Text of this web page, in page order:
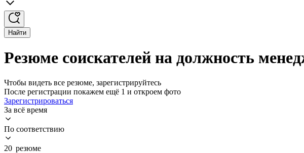
Найти
Резюме соискателей на должность
Чтобы видеть все резюме, зарегистрируйтесь
После регистрации покажем ещё 1 и откроем фото
Зарегистрироваться
За всё время
По соответствию
20 резюме